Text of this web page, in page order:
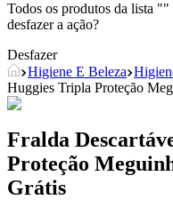
Todos os produtos da lista ""
desfazer a ação?
Desfazer
Higiene E Beleza
Huggies Tripla Proteção
Fralda
Proteção
Grátis